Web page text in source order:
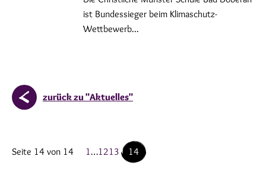
ist Bundessieger beim Klimaschutz-
Wettbewerb...
zurück zu "Aktuelles"
Seite 14 von 14 1…1213 14